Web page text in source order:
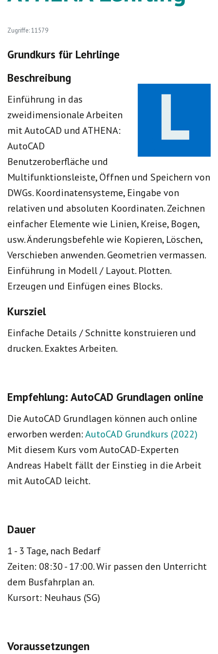
Zugriffe: 11579
Grundkurs für Lehrlinge
Beschreibung
Einführung in das
zweidimensionale Arbeiten
mit AutoCAD und ATHENA:
AutoCAD
Benutzeroberfläche und
Multifunktionsleiste, Öffnen und Speichern von
DWGs. Koordinatensysteme, Eingabe von
relativen und absoluten Koordinaten. Zeichnen
einfacher Elemente wie Linien, Kreise, Bogen,
usw. Änderungsbefehle wie Kopieren, Löschen,
Verschieben anwenden. Geometrien vermassen.
Einführung in Modell / Layout. Plotten.
Erzeugen und Einfügen eines Blocks.
Kursziel
Einfache Details / Schnitte konstruieren und
drucken. Exaktes Arbeiten.
Empfehlung: AutoCAD Grundlagen online
Die AutoCAD Grundlagen können auch online
erworben werden:AutoCAD Grundkurs (2022)
Mit diesem Kurs vom AutoCAD-Experten
Andreas Habelt fällt der Einstieg in die Arbeit
mit AutoCAD leicht.
Dauer
1 - 3 Tage, nach Bedarf
Zeiten: 08:30 - 17:00. Wir passen den Unterricht
dem Busfahrplan an.
Kursort: Neuhaus (SG)
Voraussetzungen